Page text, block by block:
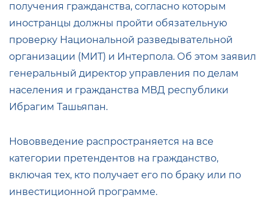
получения гражданства, согласно которым
иностранцы должны пройти обязательную
проверку Национальной разведывательной
организации (МИТ) и Интерпола. Об этом заявил
генеральный директор управления по делам
населения и гражданства МВД республики
Ибрагим Ташьяпан.
Нововведение распространяется на все
категории претендентов на гражданство,
включая тех, кто получает его по браку или по
инвестиционной программе.